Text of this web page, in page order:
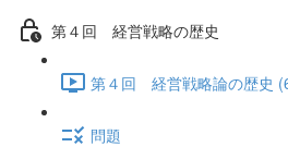
第４回 経営戦略の歴史
第４回 経営戦略論の歴史
問題